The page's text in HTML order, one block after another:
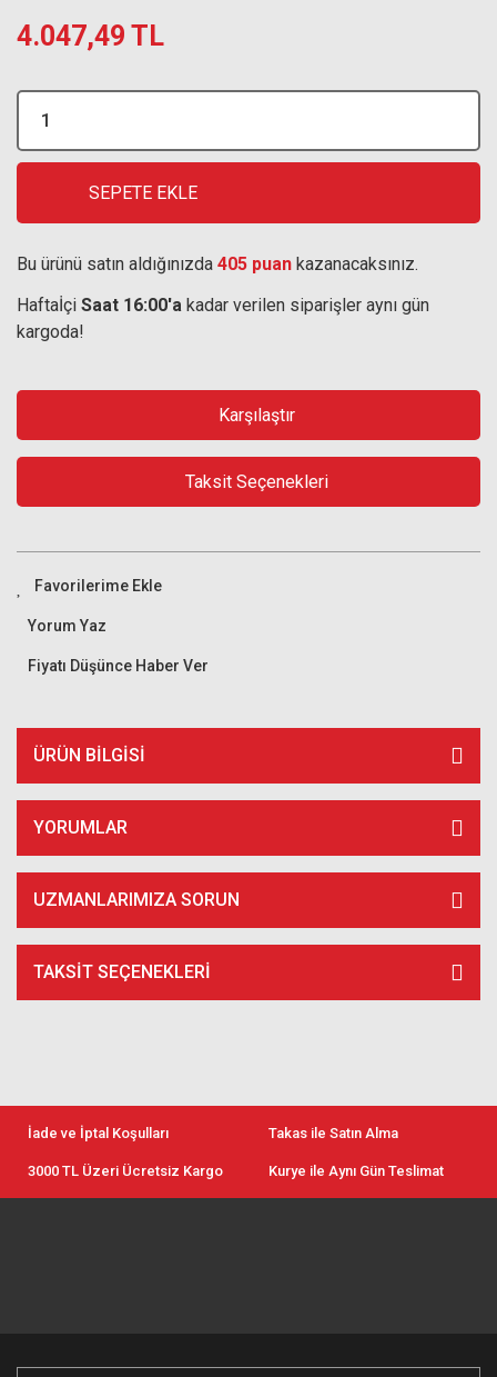
4.047,49 TL
SEPETE EKLE
Bu ürünü satın aldığınızda 405 puan kazanacaksınız.
Haftaİçi Saat 16:00'a kadar verilen siparişler aynı gün
kargoda!
Karşılaştır
Taksit Seçenekleri
Yorum Yaz
Fiyatı Düşünce Haber Ver
ÜRÜN BILGISI
YORUMLAR
UZMANLARIMIZA SORUN
TAKSIT SEÇENEKLERI
İade ve İptal Koşulları Takas ile Satın Alma
3000 TL Üzeri Ücretsiz Kargo Kurye ile Aynı Gün Teslimat